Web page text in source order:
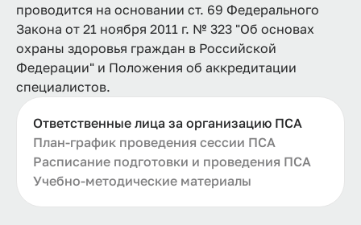
проводится на основании ст. 69 Федерального
Закона от 21 ноября 2011 г. № 323 "Об основах
охраны здоровья граждан в Российской
Федерации" и Положения об аккредитации
специалистов.
Ответственные лица за организацию ПСА
План-график проведения сессии ПСА
Расписание подготовки и проведения ПСА
Учебно-методические материалы